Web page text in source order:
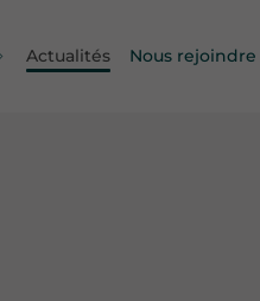
Actualités Nous rejoindre